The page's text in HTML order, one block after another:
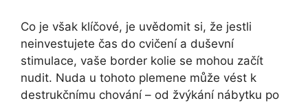
Co je však klíčové, je uvědomit si, že jestli
neinvestujete čas do cvičení a duševní
stimulace, vaše border kolie se mohou začít
nudit. Nuda u tohoto plemene může vést k
destrukčnímu chování – od žvýkání nábytku po